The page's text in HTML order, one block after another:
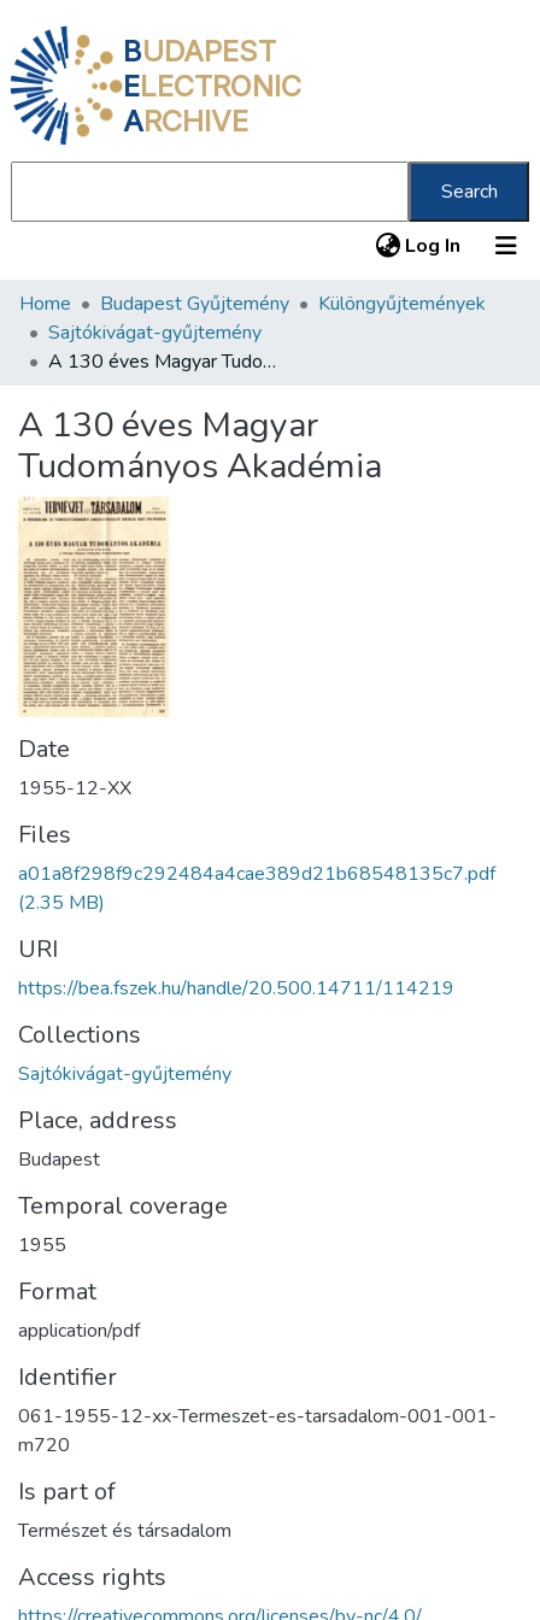
BUDAPEST
ELECTRONIC
ARCHIVE
Search
Log In (current)
Communities & Collections
All of DSpace
About us
Home Budapest Gyűjtemény
Különgyűjtemények
Sajtókivágat-gyűjtemény
A 130 éves Magyar Tudományos Akadémia
A 130 éves Magyar
Tudományos Akadémia
Date
1955-12-XX
Files
a01a8f298f9c292484a4cae389d21b68548135c7.pdf
(2.35 MB)
URI
https://bea.fszek.hu/handle/20.500.14711/114219
Collections
Sajtókivágat-gyűjtemény
Place, address
Budapest
Temporal coverage
1955
Format
application/pdf
Identifier
061-1955-12-xx-Termeszet-es-tarsadalom-001-001-
m720
Is part of
Természet és társadalom
Access rights